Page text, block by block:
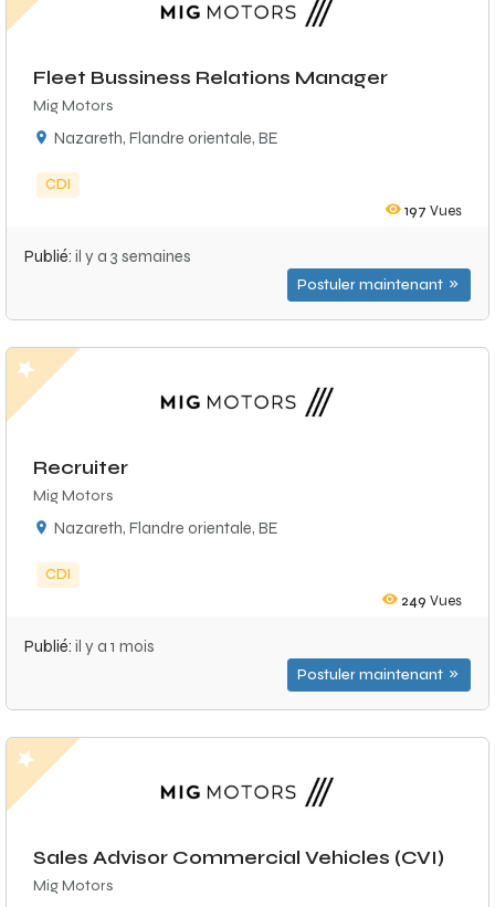
Fleet Bussiness Relations Manager
Mig Motors
Nazareth, Flandre orientale, BE
CDI
197 Vues
Publié: il y a 3 semaines
Postuler maintenant
Recruiter
Mig Motors
Nazareth, Flandre orientale, BE
CDI
249 Vues
Publié: il y a 1 mois
Postuler maintenant
Sales Advisor Commercial Vehicles (CVI)
Mig Motors